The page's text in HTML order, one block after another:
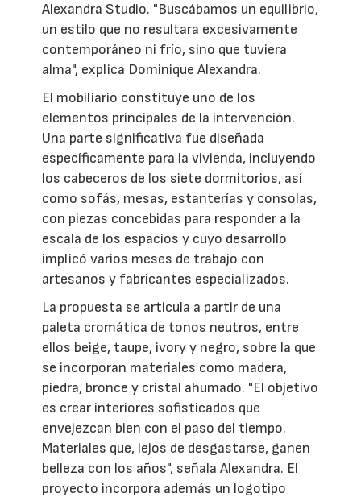
Alexandra Studio. "Buscábamos un equilibrio,
un estilo que no resultara excesivamente
contemporáneo ni frío, sino que tuviera
alma", explica Dominique Alexandra.
El mobiliario constituye uno de los
elementos principales de la intervención.
Una parte significativa fue diseñada
específicamente para la vivienda, incluyendo
los cabeceros de los siete dormitorios, así
como sofás, mesas, estanterías y consolas,
con piezas concebidas para responder a la
escala de los espacios y cuyo desarrollo
implicó varios meses de trabajo con
artesanos y fabricantes especializados.
La propuesta se articula a partir de una
paleta cromática de tonos neutros, entre
ellos beige, taupe, ivory y negro, sobre la que
se incorporan materiales como madera,
piedra, bronce y cristal ahumado. "El objetivo
es crear interiores sofisticados que
envejezcan bien con el paso del tiempo.
Materiales que, lejos de desgastarse, ganen
belleza con los años", señala Alexandra. El
proyecto incorpora además un logotipo